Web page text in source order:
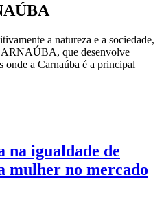
a natureza e a sociedade,
que desenvolve
onde a Carnaúba é a principal
na igualdade de
mulher no mercado